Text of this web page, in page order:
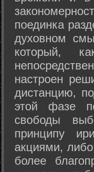
поединка
духовном
который,
настроен
дистанцию,
этой фазе
свободы
принципу
акциями,
более